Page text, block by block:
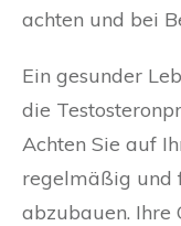
achten und bei
Ein gesunder
die
Achten Sie auf
regelmäßig und
abzubauen. Ihre